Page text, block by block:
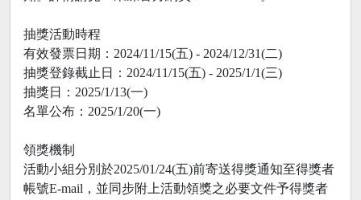
抽獎活動時程
有效發票日期：2024/11/15(五) - 2024/12/31(二)
抽獎登錄截止日：2024/11/15(五) - 2025/1/1(三)
抽獎日：2025/1/13(一)
名單公布：2025/1/20(一)
領獎機制
活動小組分別於2025/01/24(五)前寄送得獎通知至得獎者
帳號E-mail，並同步附上活動領獎之必要文件予得獎者